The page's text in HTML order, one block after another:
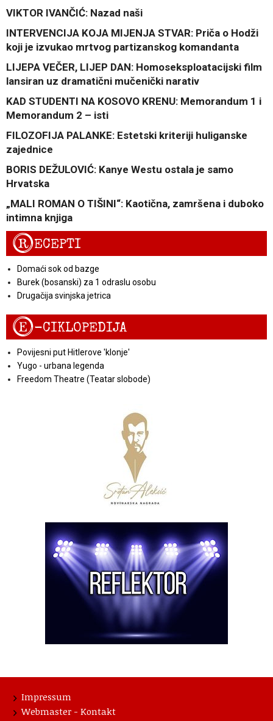
VIKTOR IVANČIĆ: Nazad naši
INTERVENCIJA KOJA MIJENJA STVAR: Priča o Hodži
koji je izvukao mrtvog partizanskog komandanta
LIJEPA VEČER, LIJEP DAN: Homoseksploatacijski film
lansiran uz dramatični mučenički narativ
KAD STUDENTI NA KOSOVO KRENU: Memorandum 1 i
Memorandum 2 – isti
FILOZOFIJA PALANKE: Estetski kriteriji huliganske
zajednice
BORIS DEŽULOVIĆ: Kanye Westu ostala je samo
Hrvatska
„MALI ROMAN O TIŠINI“: Kaotična, zamršena i duboko
intimna knjiga
RECEPTI
Domaći sok od bazge
Burek (bosanski) za 1 odraslu osobu
Drugačija svinjska jetrica
E-CIKLOPEDIJA
Povijesni put Hitlerove 'klonje'
Yugo - urbana legenda
Freedom Theatre (Teatar slobode)
Impressum
Webmaster - Kontakt